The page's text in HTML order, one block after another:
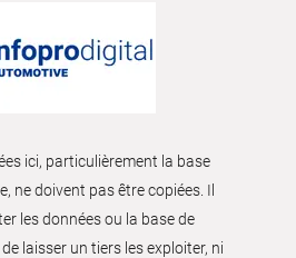
ici, particulièrement la base
ne doivent pas être copiées. Il
les données ou la base de
laisser un tiers les exploiter, ni